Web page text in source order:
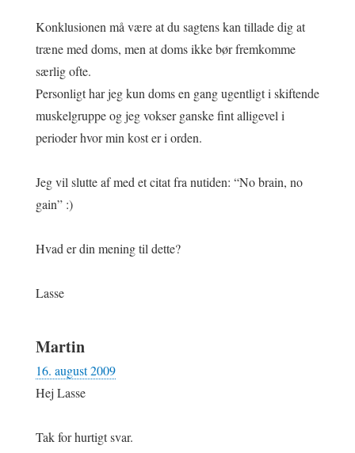
Konklusionen må være at du sagtens kan tillade dig at
træne med doms, men at doms ikke bør fremkomme
særlig ofte.
Personligt har jeg kun doms en gang ugentligt i skiftende
muskelgruppe og jeg vokser ganske fint alligevel i
perioder hvor min kost er i orden.
Jeg vil slutte af med et citat fra nutiden: “No brain, no
gain” :)
Hvad er din mening til dette?
Lasse
Martin
16. august 2009
Hej Lasse
Tak for hurtigt svar.